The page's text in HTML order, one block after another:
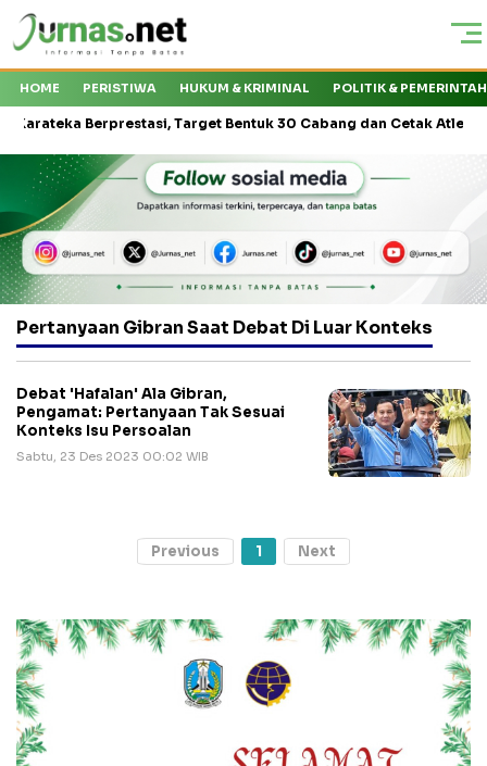
HOME PERISTIWA HUKUM & KRIMINAL POLITIK &
Berprestasi, Target Bentuk 30 Cabang dan Cetak Atlet Nasional
Pertanyaan Gibran Saat Debat Di Luar Konteks
Debat 'Hafalan' Ala Gibran,
Pengamat: Pertanyaan Tak Sesuai
Konteks Isu Persoalan
Sabtu, 23 Des 2023 00:02 WIB
Previous 1 Next